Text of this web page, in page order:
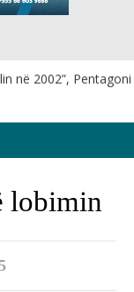
në 2002”, Pentagoni
lobimin